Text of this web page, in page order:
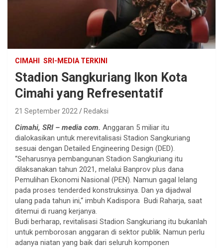
CIMAHI SRI-MEDIA TERKINI
Stadion Sangkuriang Ikon Kota
Cimahi yang Refresentatif
21 September 2022 Redaksi
Cimahi, SRI – media com. Anggaran 5 miliar itu
dialokasikan untuk merevitalisasi Stadion Sangkuriang
sesuai dengan Detailed Engineering Design (DED).
“Seharusnya pembangunan Stadion Sangkuriang itu
dilaksanakan tahun 2021, melalui Banprov plus dana
Pemulihan Ekonomi Nasional (PEN). Namun gagal lelang
pada proses tenderded konstruksinya. Dan ya dijadwal
ulang pada tahun ini,“ imbuh Kadispora Budi Raharja, saat
ditemui di ruang kerjanya.
Budi berharap, revitalisasi Stadion Sangkuriang itu bukanlah
untuk pemborosan anggaran di sektor publik. Namun perlu
adanya niatan yang baik dari seluruh komponen